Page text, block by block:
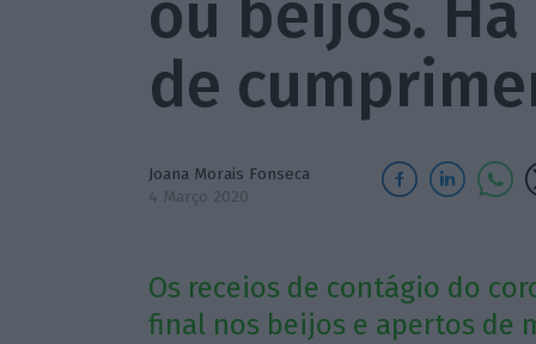
ou beijos.
de
Joana Morais Fonseca
4 Março 2020
Os receios de contágio do
final nos beijos e apertos de